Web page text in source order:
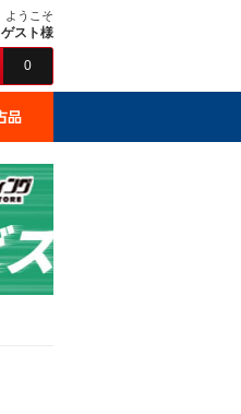
ようこそ
ゲスト様
0